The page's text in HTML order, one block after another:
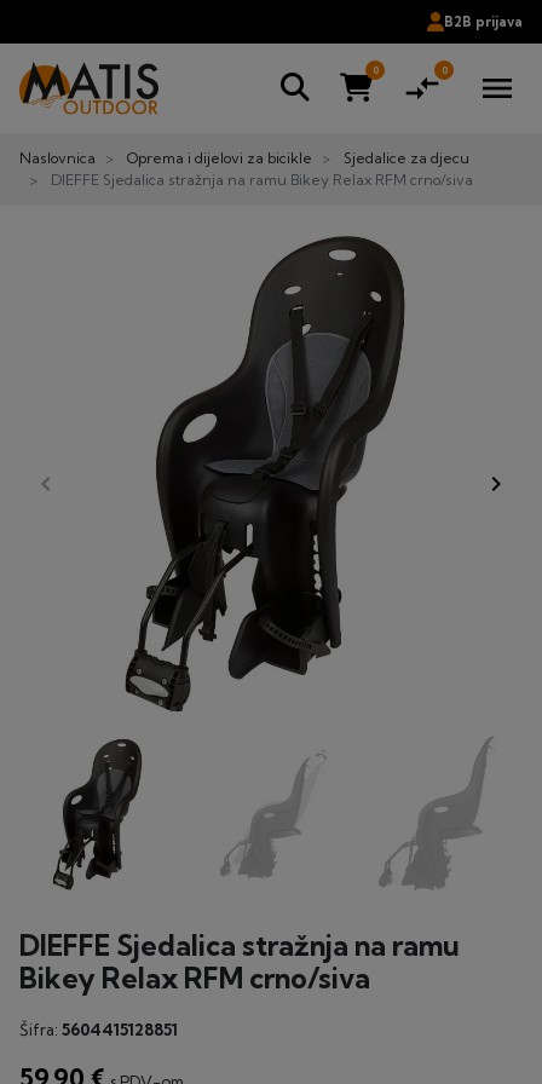
B2B prijava
0 compare_arrows0 menu
Naslovnica Oprema i dijelovi za bicikle
Sjedalice za djecu
DIEFFE Sjedalica stražnja na ramu Bikey Relax RFM crno/siva
Prije
keyboard_arrow_left Dalje
keyboard_arrow_right
DIEFFE Sjedalica stražnja na ramu
Bikey Relax RFM crno/siva
Šifra: 5604415128851